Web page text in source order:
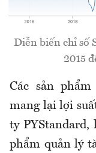
Diễn biến chỉ số
2015
Các sản
mang lại lợi
ty PYStandard,
phẩm quản lý